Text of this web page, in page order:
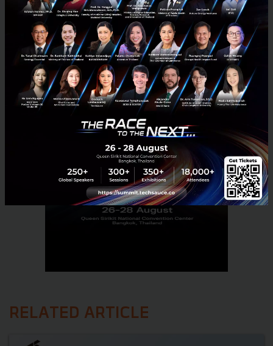
PR News grab paylater delivery-service buy-now-pay-later
No comment
RELATED ARTICLE